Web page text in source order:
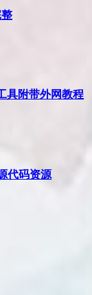
具附带外网教程
代码资源